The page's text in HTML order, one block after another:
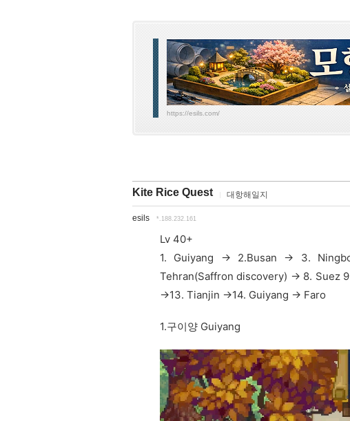
https://esils.com/
Kite Rice Quest 대항해일지
esils *.188.232.161
Lv 40+
1. Guiyang -> 2.Busan -> 3.
Tehran(Saffron discovery) -> 8. Suez
->13. Tianjin ->14. Guiyang -> Faro
1.구이양 Guiyang